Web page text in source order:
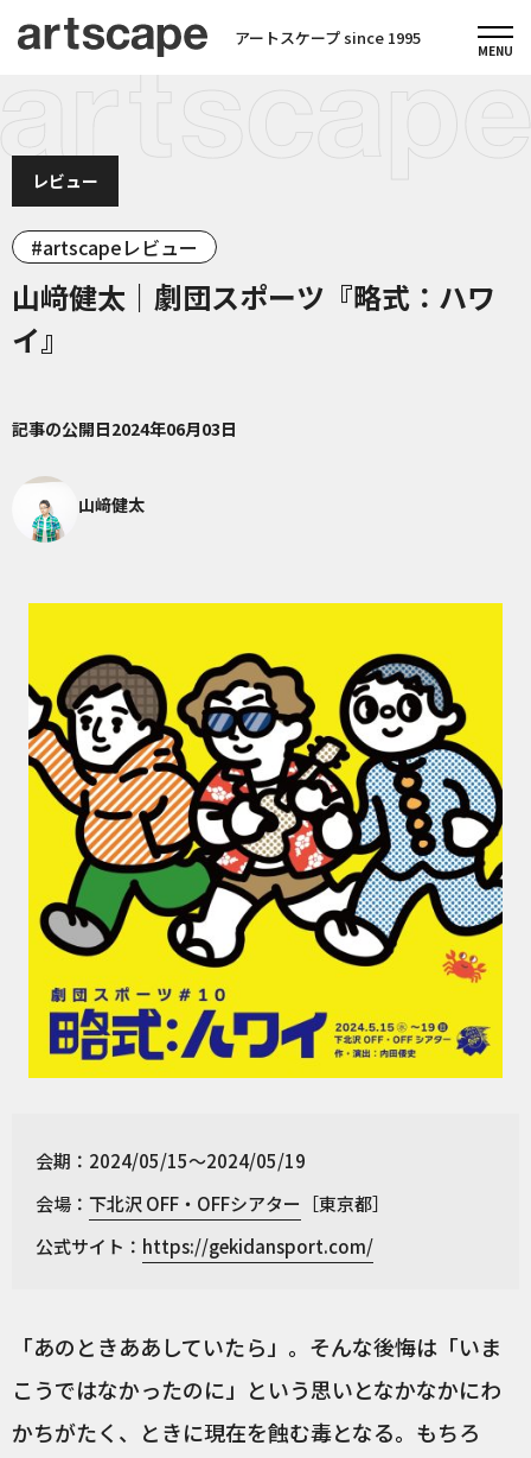
アートスケープ since 1995
レビュー
artscapeレビュー
山﨑健太｜劇団スポーツ『略式：ハワ
イ』
記事の公開日2024年06月03日
山﨑健太
会期：2024/05/15〜2024/05/19
会場： 下北沢 OFF・OFFシアター ［東京都］
公式サイト： https://gekidansport.com/
「あのときああしていたら」。そんな後悔は「いま
こうではなかったのに」という思いとなかなかにわ
かちがたく、ときに現在を蝕む毒となる。もちろ